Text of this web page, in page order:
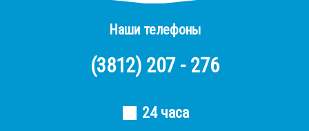
Наши телефоны
(3812) 207 - 276
24 часа